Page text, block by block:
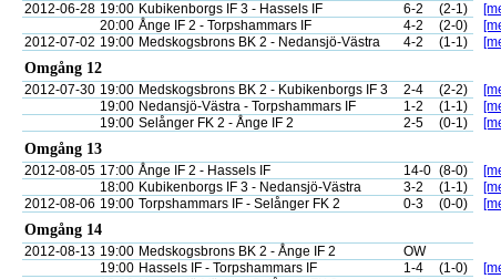
2012-06-28 19:00 Kubikenborgs IF 3 - Hassels IF 6-2 (2-1)
20:00 Ånge IF 2 - Torpshammars IF 4-2 (2-0)
2012-07-02 19:00 Medskogsbrons BK 2 - Nedansjö-Västra 4-2 (1-1)
Omgång 12
2012-07-30 19:00 Medskogsbrons BK 2 - Kubikenborgs IF 3 2-4 (2-2)
19:00 Nedansjö-Västra - Torpshammars IF 1-2 (1-1)
19:00 Selånger FK 2 - Ånge IF 2 2-5 (0-1)
Omgång 13
2012-08-05 17:00 Ånge IF 2 - Hassels IF 14-0 (8-0)
18:00 Kubikenborgs IF 3 - Nedansjö-Västra 3-2 (1-1)
2012-08-06 19:00 Torpshammars IF - Selånger FK 2 0-3 (0-0)
Omgång 14
2012-08-13 19:00 Medskogsbrons BK 2 - Ånge IF 2
OW
19:00 Hassels IF - Torpshammars IF 1-4 (1-0)